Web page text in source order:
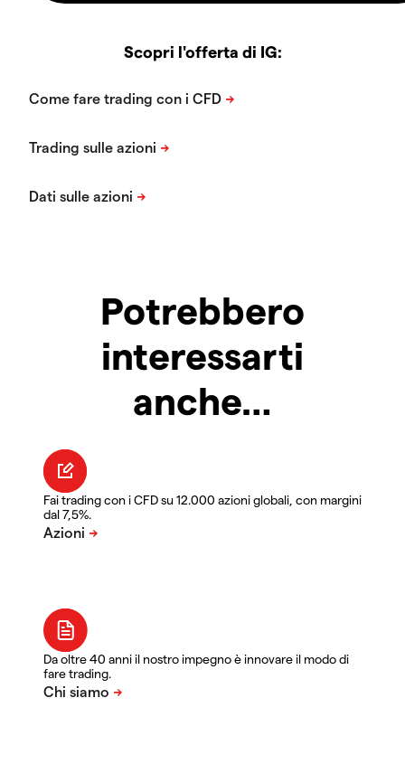
Scopri l'offerta di IG:
Potrebbero
interessarti
anche…
Fai trading con i CFD su 12.000 azioni globali, con margini
dal 7,5%.
Da oltre 40 anni il nostro impegno è innovare il modo di
fare trading.